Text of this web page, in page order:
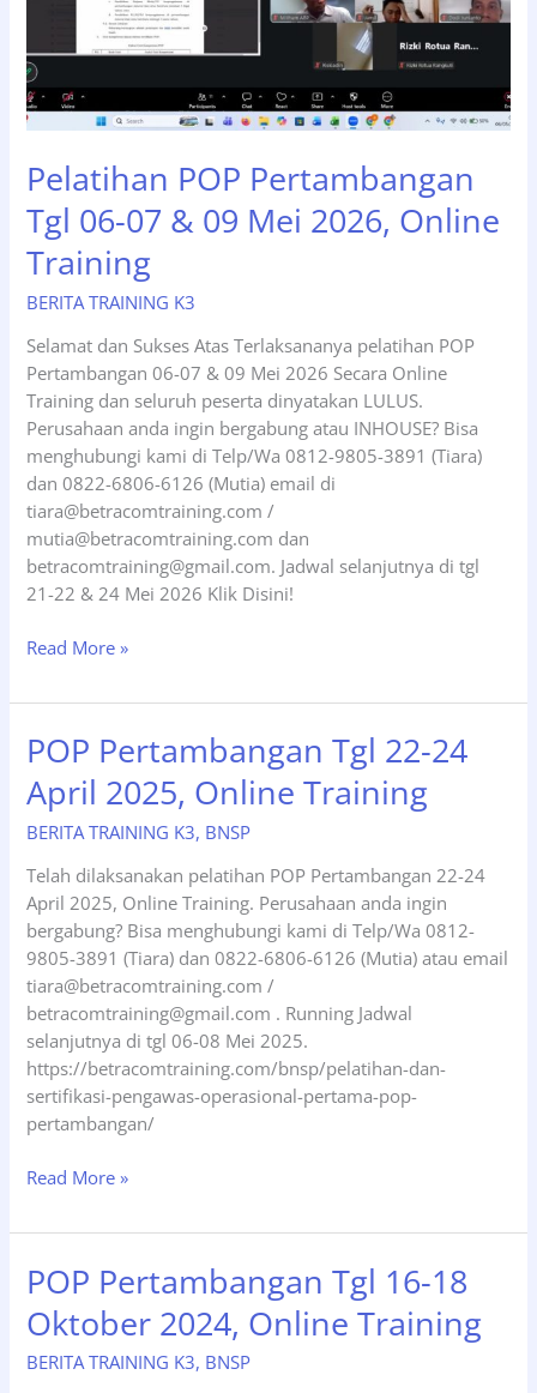
Pelatihan POP Pertambangan
Tgl 06-07 & 09 Mei 2026, Online
Training
BERITA TRAINING K3
Selamat dan Sukses Atas Terlaksananya pelatihan POP
Pertambangan 06-07 & 09 Mei 2026 Secara Online
Training dan seluruh peserta dinyatakan LULUS.
Perusahaan anda ingin bergabung atau INHOUSE? Bisa
menghubungi kami di Telp/Wa 0812-9805-3891 (Tiara)
dan 0822-6806-6126 (Mutia) email di
tiara@betracomtraining.com /
mutia@betracomtraining.com dan
betracomtraining@gmail.com. Jadwal selanjutnya di tgl
21-22 & 24 Mei 2026 Klik Disini!
Pelatihan
Pertambangan
06-
07
&
09
Mei
2026,
Online
Training
Read More »
POP Pertambangan Tgl 22-24
April 2025, Online Training
BERITA TRAINING K3, BNSP
Telah dilaksanakan pelatihan POP Pertambangan 22-24
April 2025, Online Training. Perusahaan anda ingin
bergabung? Bisa menghubungi kami di Telp/Wa 0812-
9805-3891 (Tiara) dan 0822-6806-6126 (Mutia) atau email
tiara@betracomtraining.com /
betracomtraining@gmail.com . Running Jadwal
selanjutnya di tgl 06-08 Mei 2025.
https://betracomtraining.com/bnsp/pelatihan-dan-
sertifikasi-pengawas-operasional-pertama-pop-
pertambangan/
POP
Tgl
24
April
2025,
Online
Read More »
POP Pertambangan Tgl 16-18
Oktober 2024, Online Training
BERITA TRAINING K3, BNSP